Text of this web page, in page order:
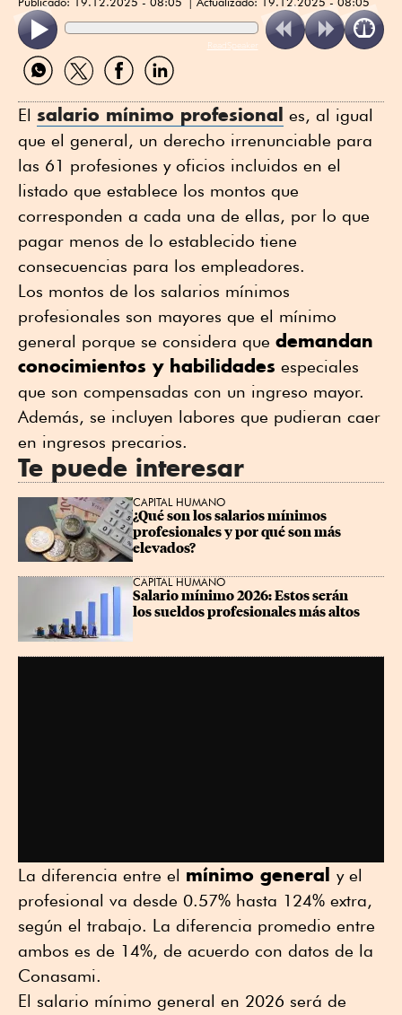
ReadSpeaker
Compartir
por
Compartir
por
Compartir
por
Compartir
por
El salario mínimo profesional es, al igual
que el general, un derecho irrenunciable para
las 61 profesiones y oficios incluidos en el
listado que establece los montos que
corresponden a cada una de ellas, por lo que
pagar menos de lo establecido tiene
consecuencias para los empleadores.
Los montos de los salarios mínimos
profesionales son mayores que el mínimo
general porque se considera que demandan
conocimientos y habilidades especiales
que son compensadas con un ingreso mayor.
Además, se incluyen labores que pudieran caer
en ingresos precarios.
Te puede interesar
CAPITAL HUMANO
¿Qué son los salarios mínimos
profesionales y por qué son más
elevados?
CAPITAL HUMANO
Salario mínimo 2026: Estos serán
los sueldos profesionales más altos
La diferencia entre el mínimo general y el
profesional va desde 0.57% hasta 124% extra,
según el trabajo. La diferencia promedio entre
ambos es de 14%, de acuerdo con datos de la
Conasami.
El salario mínimo general en 2026 será de